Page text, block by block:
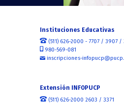
Instituciones Educativas
(511) 626-2000 - 7707 / 3907 /
980-569-081
inscripciones-
Extensión INFOPUCP
(511) 626-2000 2603 / 3371